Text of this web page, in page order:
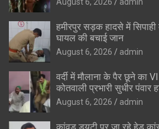
हमीरपुर सड़क हादसे में सिपाही
घायल की बचाई जान
August 6, 2026 admin
वर्दी में मौलाना के पैर छूने का
कोतवाली प्रभारी सुधीर पंवार
August 6, 2026 admin